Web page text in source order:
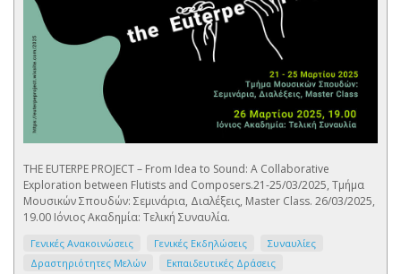
THE EUTERPE PROJECT – From Idea to Sound: A Collaborative
Exploration between Flutists and Composers.21-25/03/2025, Τμήμα
Μουσικών Σπουδών: Σεμινάρια, Διαλέξεις, Master Class. 26/03/2025,
19.00 Ιόνιος Ακαδημία: Τελική Συναυλία.
Γενικές Ανακοινώσεις Γενικές Εκδηλώσεις
Συναυλίες
Δραστηριότητες Μελών
Εκπαιδευτικές Δράσεις